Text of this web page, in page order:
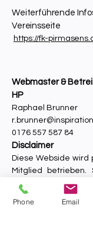
Weiterführende
Vereinsseite
https://fk-
Webmaster &
HP
Raphael Brunner
0176 557 587 84
Disclaimer
Diese Webside wird
Mitglied betrieben.
über die
Phone Email